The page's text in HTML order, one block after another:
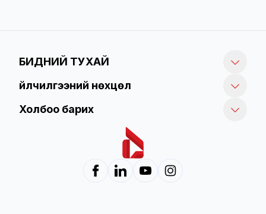
БИДНИЙ ТУХАЙ
Үйлчилгээний нөхцөл
Холбоо барих